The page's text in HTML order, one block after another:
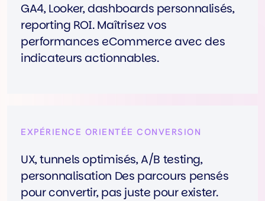
GA4, Looker, dashboards personnalisés,
reporting ROI. Maîtrisez vos
performances eCommerce avec des
indicateurs actionnables.
EXPÉRIENCE ORIENTÉE CONVERSION
UX, tunnels optimisés, A/B testing,
personnalisation Des parcours pensés
pour convertir, pas juste pour exister.